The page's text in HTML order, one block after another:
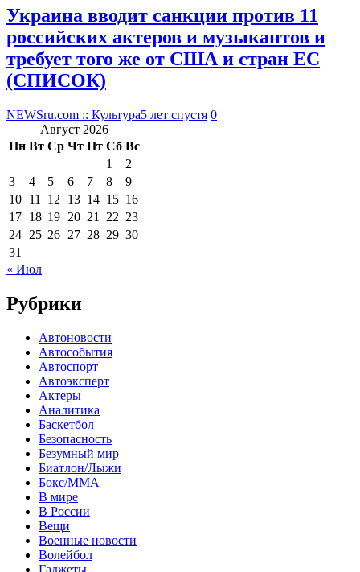
Украина вводит санкции против 11
российских актеров и музыкантов и
требует того же от США и стран ЕС
(СПИСОК)
NEWSru.com :: Культура5 лет спустя 0
Август 2026
Пн Вт Ср Чт Пт Сб Вс
1
2
3
4 5 6 7 8
9
10 11 12 13 14 15 16
17 18 19 20 21 22 23
24 25 26 27 28 29 30
31
« Июл
Рубрики
Автоновости
Автособытия
Автоспорт
Автоэксперт
Актеры
Аналитика
Баскетбол
Безопасность
Безумный мир
Биатлон/Лыжи
Бокс/MMA
В мире
В России
Вещи
Военные новости
Волейбол
Гаджеты